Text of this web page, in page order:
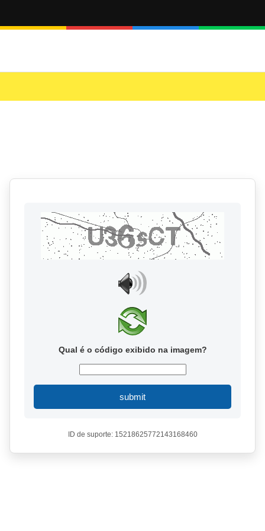
Qual é o código exibido na imagem?
submit
ID de suporte: 15218625772143168460